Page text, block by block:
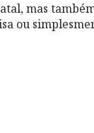
mas
ou